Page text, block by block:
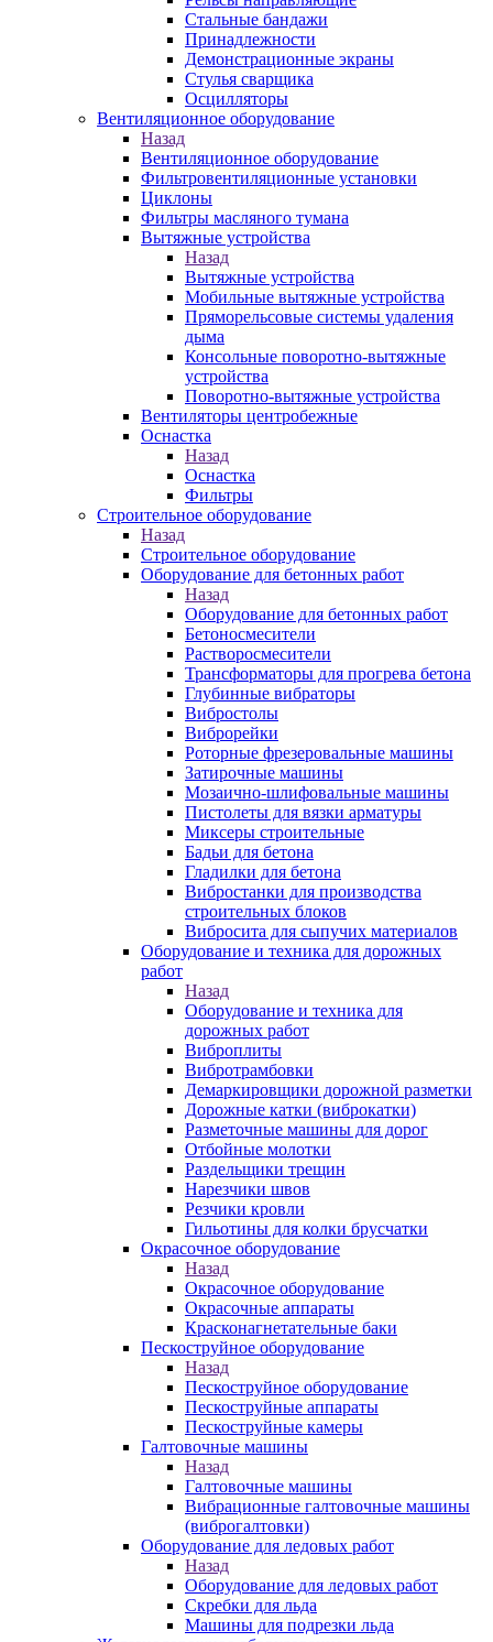
Стальные бандажи
Принадлежности
Демонстрационные экраны
Стулья сварщика
Осцилляторы
Вентиляционное оборудование
Назад
Вентиляционное оборудование
Фильтровентиляционные установки
Циклоны
Фильтры масляного тумана
Вытяжные устройства
Назад
Вытяжные устройства
Мобильные вытяжные устройства
Пряморельсовые системы удаления
дыма
Консольные поворотно-вытяжные
устройства
Поворотно-вытяжные устройства
Вентиляторы центробежные
Оснастка
Назад
Оснастка
Фильтры
Строительное оборудование
Назад
Строительное оборудование
Оборудование для бетонных работ
Назад
Оборудование для бетонных работ
Бетоносмесители
Растворосмесители
Трансформаторы для прогрева бетона
Глубинные вибраторы
Вибростолы
Виброрейки
Роторные фрезеровальные машины
Затирочные машины
Мозаично-шлифовальные машины
Пистолеты для вязки арматуры
Миксеры строительные
Бадьи для бетона
Гладилки для бетона
Вибростанки для производства
строительных блоков
Вибросита для сыпучих материалов
Оборудование и техника для дорожных
работ
Назад
Оборудование и техника для
дорожных работ
Виброплиты
Вибротрамбовки
Демаркировщики дорожной разметки
Дорожные катки (виброкатки)
Разметочные машины для дорог
Отбойные молотки
Раздельщики трещин
Нарезчики швов
Резчики кровли
Гильотины для колки брусчатки
Окрасочное оборудование
Назад
Окрасочное оборудование
Окрасочные аппараты
Красконагнетательные баки
Пескоструйное оборудование
Назад
Пескоструйное оборудование
Пескоструйные аппараты
Пескоструйные камеры
Галтовочные машины
Назад
Галтовочные машины
Вибрационные галтовочные машины
(виброгалтовки)
Оборудование для ледовых работ
Назад
Оборудование для ледовых работ
Скребки для льда
Машины для подрезки льда